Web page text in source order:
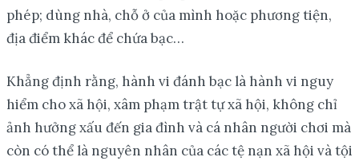
phép; dùng nhà, chỗ ở của mình hoặc phương tiện,
địa điểm khác để chứa bạc…
Khẳng định rằng, hành vi đánh bạc là hành vi nguy
hiểm cho xã hội, xâm phạm trật tự xã hội, không chỉ
ảnh hưởng xấu đến gia đình và cá nhân người chơi mà
còn có thể là nguyên nhân của các tệ nạn xã hội và tội